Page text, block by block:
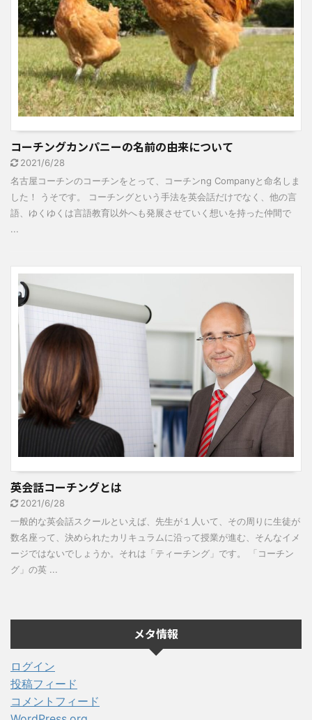
コーチングカンパニーの名前の由来について
2021/6/28
名古屋コーチンのコーチンをとって、コーチンng Companyと命名しま
した！ うそです。 コーチングという手法を英会話だけでなく、他の言
語、ゆくゆくは言語教育以外へも発展させていく想いを持った仲間で
...
英会話コーチングとは
2021/6/28
一般的な英会話スクールといえば、先生が１人いて、その周りに生徒が
数名座って、決められたカリキュラムに沿って授業が進む、そんなイメ
ージではないでしょうか。それは「ティーチング」です。 「コーチン
グ」の英 ...
メタ情報
ログイン
投稿フィード
コメントフィード